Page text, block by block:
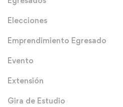
Elecciones
Emprendimiento Egresado
Evento
Extensión
Gira de Estudio